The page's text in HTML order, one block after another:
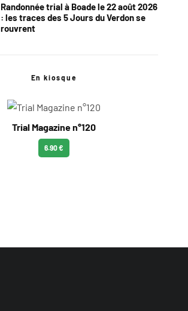
Randonnée trial à Boade le 22 août 2026
: les traces des 5 Jours du Verdon se
rouvrent
En kiosque
Trial Magazine n°120
6.90 €